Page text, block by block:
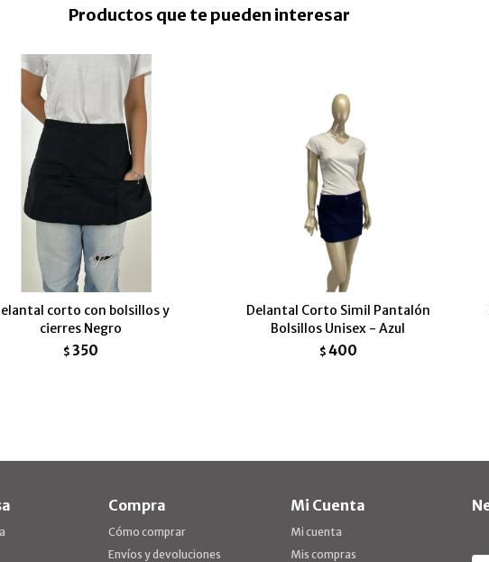
Productos que te pueden interesar
corto con bolsillos y
cierres Negro
$ 350
Delantal Corto Simil Pantalón
Bolsillos Unisex - Azul
$ 400
Compra
Cómo comprar
Envíos y devoluciones
Mi Cuenta
Mi cuenta
Mis compras